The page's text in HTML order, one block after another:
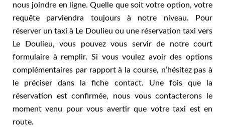
nous joindre en ligne. Quelle que soit votre option, votre
requête parviendra toujours à notre niveau. Pour
réserver un taxi à Le Doulieu ou une réservation taxi vers
Le Doulieu, vous pouvez vous servir de notre court
formulaire à remplir. Si vous voulez avoir des options
complémentaires par rapport à la course, n’hésitez pas à
le préciser dans la fiche contact. Une fois que la
réservation est confirmée, nous vous contacterons le
moment venu pour vous avertir que votre taxi est en
route.